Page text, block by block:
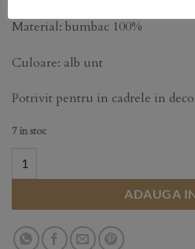
Material: bumbac 100%
Culoare: alb unt
Potrivit pentru in cadrele in
7 in stoc
ADAUGA